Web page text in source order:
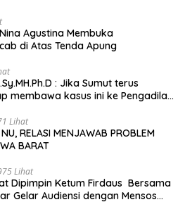
Agustina Membuka
di Atas Tenda Apung
: Jika Sumut terus
membawa kasus ini ke Pengadilan
Lihat
RELASI MENJAWAB PROBLEM
BARAT
Lihat
Dipimpin Ketum Firdaus Bersama
Gelar Audiensi dengan Mensos